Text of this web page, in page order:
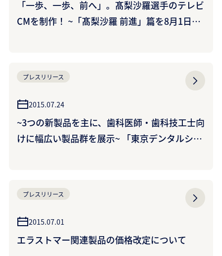
「一歩、一歩、前へ」。髙梨沙羅選手のテレビ
CMを制作！ ~「髙梨沙羅 前進」篇を8月1日よ
プレスリリース
2015.07.24
~3つの新製品を主に、歯科医師・歯科技工士向
けに幅広い製品群を展示~ 「東京デンタルショ
プレスリリース
2015.07.01
エラストマー関連製品の価格改定について